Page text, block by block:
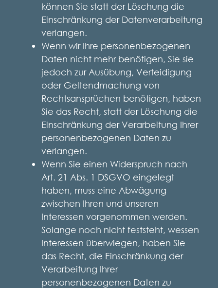
können Sie statt der Löschung die
Einschränkung der Datenverarbeitung
verlangen.
Wenn wir Ihre personenbezogenen
Daten nicht mehr benötigen, Sie sie
jedoch zur Ausübung, Verteidigung
oder Geltendmachung von
Rechtsansprüchen benötigen, haben
Sie das Recht, statt der Löschung die
Einschränkung der Verarbeitung Ihrer
personenbezogenen Daten zu
verlangen.
Wenn Sie einen Widerspruch nach
Art. 21 Abs. 1 DSGVO eingelegt
haben, muss eine Abwägung
zwischen Ihren und unseren
Interessen vorgenommen werden.
Solange noch nicht feststeht, wessen
Interessen überwiegen, haben Sie
das Recht, die Einschränkung der
Verarbeitung Ihrer
personenbezogenen Daten zu